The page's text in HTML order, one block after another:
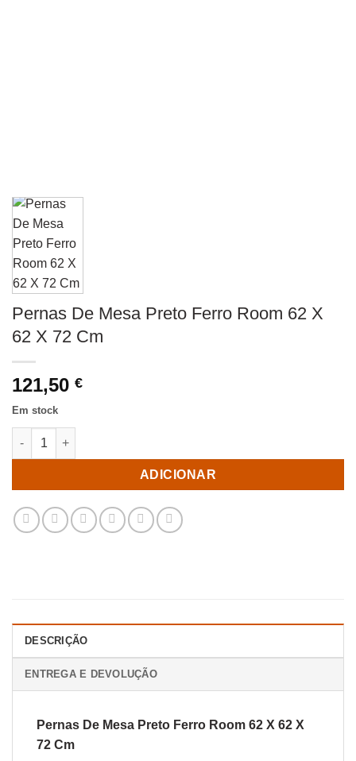
Pernas De Mesa Preto Ferro Room 62 X
62 X 72 Cm
121,50 €
Em stock
Quantidade de Pernas De Mesa Preto Ferro Room 62 X 62 X 72
ADICIONAR
DESCRIÇÃO
ENTREGA E DEVOLUÇÃO
Pernas De Mesa Preto Ferro Room 62 X 62 X
72 Cm